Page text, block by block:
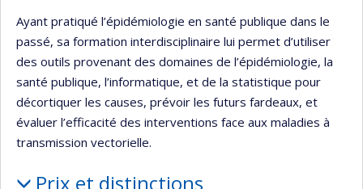
Ayant pratiqué l’épidémiologie en santé publique dans le
passé, sa formation interdisciplinaire lui permet d’utiliser
des outils provenant des domaines de l’épidémiologie, la
santé publique, l’informatique, et de la statistique pour
décortiquer les causes, prévoir les futurs fardeaux, et
évaluer l’efficacité des interventions face aux maladies à
transmission vectorielle.
Prix et distinctions